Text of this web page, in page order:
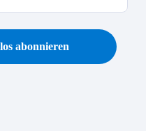
abonnieren